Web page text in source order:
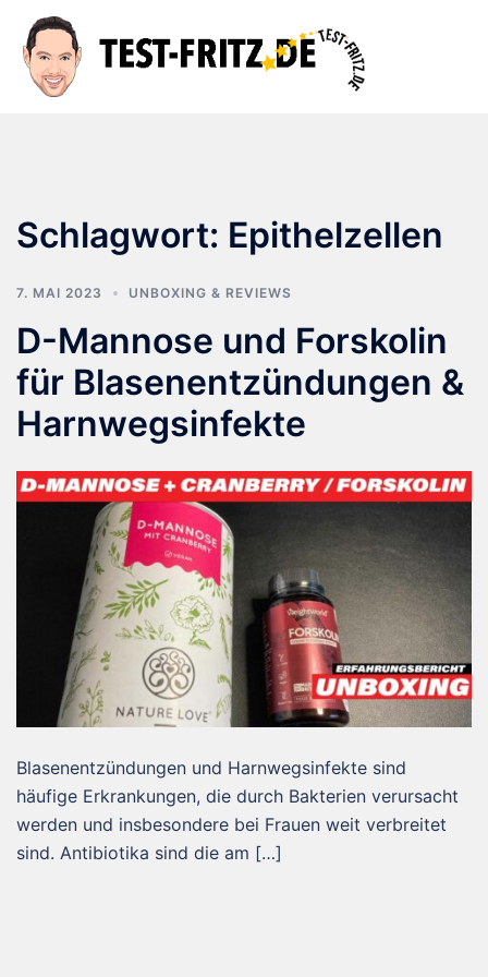
Inhalt
springen
Schlagwort: Epithelzellen
7. MAI 2023 UNBOXING & REVIEWS
D-Mannose und Forskolin
für Blasenentzündungen &
Harnwegsinfekte
Blasenentzündungen und Harnwegsinfekte sind
häufige Erkrankungen, die durch Bakterien verursacht
werden und insbesondere bei Frauen weit verbreitet
sind. Antibiotika sind die am […]